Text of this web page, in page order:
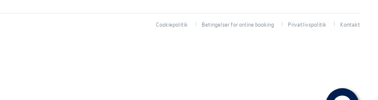
Cookiepolitik Betingelser for online booking Privatlivspolitik Kontakt